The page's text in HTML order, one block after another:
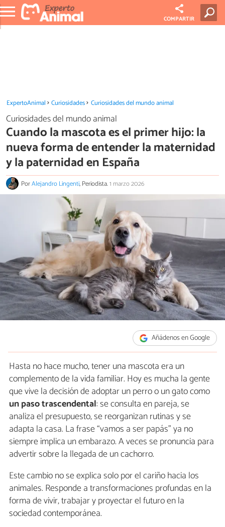
COMPARTIR
ExpertoAnimal Curiosidades Curiosidades del mundo animal
Curiosidades del mundo animal
Cuando la mascota es el primer hijo: la
nueva forma de entender la maternidad
y la paternidad en España
PorAlejandro Lingenti, Periodista.1 marzo 2026
Añádenos en Google
Hasta no hace mucho, tener una mascota era un
complemento de la vida familiar. Hoy es mucha la gente
que vive la decisión de adoptar un perro o un gato como
un paso trascendental: se consulta en pareja, se
analiza el presupuesto, se reorganizan rutinas y se
adapta la casa. La frase “vamos a ser papás” ya no
siempre implica un embarazo. A veces se pronuncia para
advertir sobre la llegada de un cachorro.
Este cambio no se explica solo por el cariño hacia los
animales. Responde a transformaciones profundas en la
forma de vivir, trabajar y proyectar el futuro en la
sociedad contemporánea.